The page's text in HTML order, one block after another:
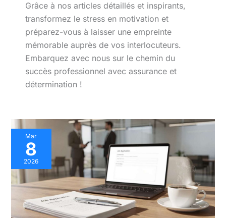
Grâce à nos articles détaillés et inspirants,
transformez le stress en motivation et
préparez-vous à laisser une empreinte
mémorable auprès de vos interlocuteurs.
Embarquez avec nous sur le chemin du
succès professionnel avec assurance et
détermination !
Mar
8
2026
Modèle
Trame
Entretien
de
Recrutement